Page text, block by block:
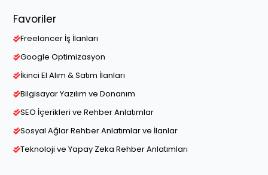
Favoriler
Freelancer İş İlanları
Google Optimizasyon
İkinci El Alım & Satım İlanları
Bilgisayar Yazılım ve Donanım
SEO İçerikleri ve Rehber Anlatımlar
Sosyal Ağlar Rehber Anlatımlar ve İlanlar
Teknoloji ve Yapay Zeka Rehber Anlatımları